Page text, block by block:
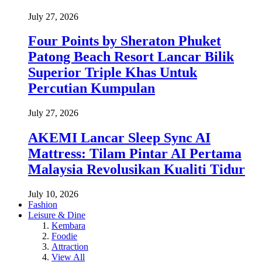
July 27, 2026
Four Points by Sheraton Phuket
Patong Beach Resort Lancar Bilik
Superior Triple Khas Untuk
Percutian Kumpulan
July 27, 2026
AKEMI Lancar Sleep Sync AI
Mattress: Tilam Pintar AI Pertama
Malaysia Revolusikan Kualiti Tidur
July 10, 2026
Fashion
Leisure & Dine
Kembara
Foodie
Attraction
View All